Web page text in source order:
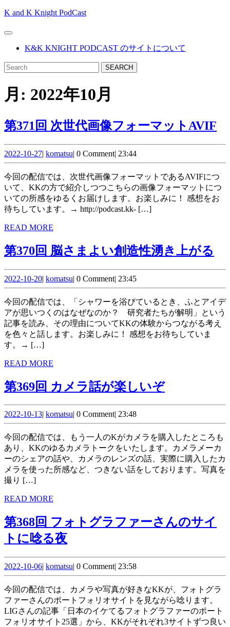
Skip
content
K and K Knight PodCast
Open
ButtonK&K KNIGHT PODCAST のサイトについて
CLOSE
BUTTON
Search
for:
月: 2022年10月
第371回 次世代画像フォーマットAVIF
世
代
画
ー
マ
ッ
ト
2022-10-272022-
10-
27
| komatsukomatsu
| 0 Comment| 23:44
今回の配信では、次世代画像フォーマットであるAVIFにつ
いて、KKの方で紹介しつつこちらの画像フォーマットにつ
いての所感をゆるくお届けします。お楽しみに！ 感想をお
待ちしています。→ http://podcast.kk- […]
READ MORE
第370回 脳さまよい創造性湧き上がる
さ
ま
よ
き
上
が
る
2022-10-202022-
10-
20
| komatsukomatsu
| 0 Comment| 23:45
今回の配信では、「シャワーを浴びているとき、ふとアイデ
アが思いつくのはなぜなのか？ 研究者たちが解明」という
記事を読み、その理由についてKKの体験からつながる考え
を色々と話します。お楽しみに！ 感想をお待ちしていま
す。→ […]
READ MORE
第369回 カメラ話が楽しいぞ第
メ
ラ
話
し
い
2022-10-132022-
10-
13
| komatsukomatsu
| 0 Comment| 23:48
今回の配信では、もう一人のKがカメラを購入したところも
あり、KKのゆるカメラトークをいたします。カメラメーカ
ーのシェアの話や、カメラのレンズの話、実際に購入したカ
メラを使った所感など、つきない話をしております。写真を
撮り […]
READ MORE
第368回 フォトグラファーさんのサイ
トに唸る夜第
回 フ
ォ
ト
グ
2022-10-062022-
10-
06
| komatsukomatsu
| 0 Comment| 23:58
今回の配信では、カメラや写真が好きなKKが、フォトグラ
ファーさんのポートフォリオサイトを見ながら唸ります。
LIGさんの記事「日本のイケてるフォトグラファーのポート
フォリオサイト25選」から、KKがそれぞれ3サイトずつ良い